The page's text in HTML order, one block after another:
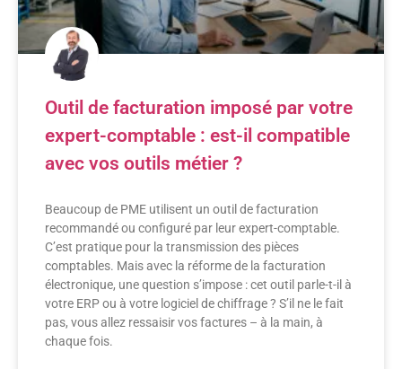
Outil de facturation imposé par votre
expert-comptable : est-il compatible
avec vos outils métier ?
Beaucoup de PME utilisent un outil de facturation
recommandé ou configuré par leur expert-comptable.
C’est pratique pour la transmission des pièces
comptables. Mais avec la réforme de la facturation
électronique, une question s’impose : cet outil parle-t-il à
votre ERP ou à votre logiciel de chiffrage ? S’il ne le fait
pas, vous allez ressaisir vos factures – à la main, à
chaque fois.